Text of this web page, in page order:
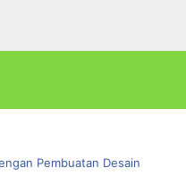
Pembuatan Desain